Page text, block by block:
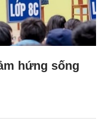
hứng sống